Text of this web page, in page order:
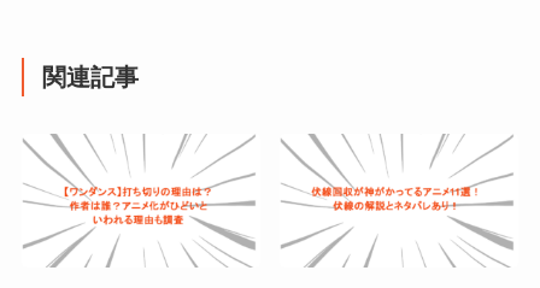
関連記事